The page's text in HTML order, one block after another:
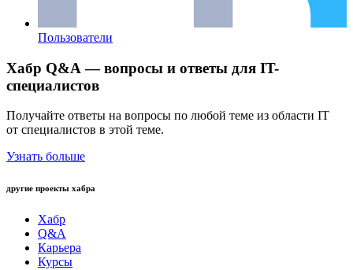
Пользователи
Хабр Q&A — вопросы и ответы для IT-
специалистов
Получайте ответы на вопросы по любой теме из области IT
от специалистов в этой теме.
Узнать больше
другие проекты хабра
Хабр
Q&A
Карьера
Курсы